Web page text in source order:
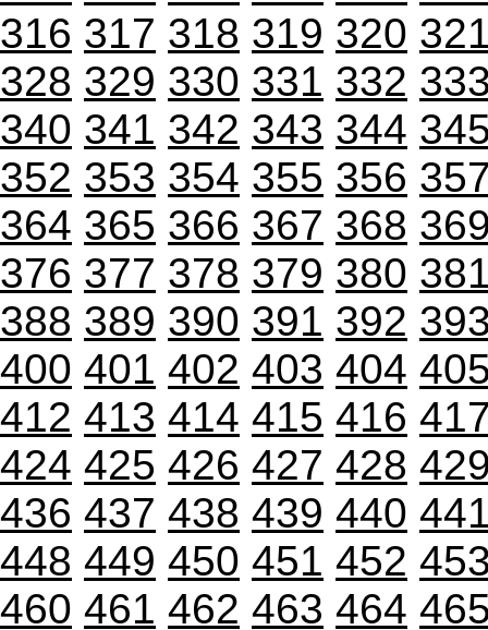
316 317 318 319 320
328 329 330 331 332
340 341 342 343 344
352 353 354 355 356
364 365 366 367 368
376 377 378 379 380
388 389 390 391 392
400 401 402 403 404
412 413 414 415 416
424 425 426 427 428
436 437 438 439 440
448 449 450 451 452
460 461 462 463 464